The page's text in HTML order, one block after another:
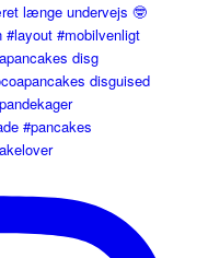
disg